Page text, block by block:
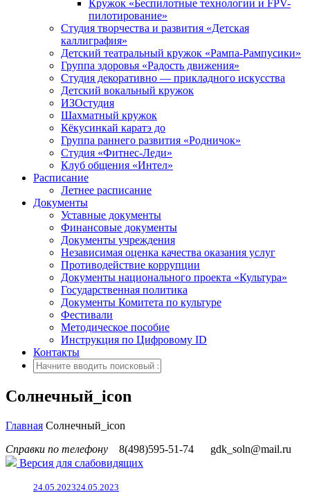
Кружок «Беспилотные технологии и FPV-
пилотирование»
Студия творчества и развития «Детская
каллиграфия»
Детский театральный кружок «Рампа-Рампусики»
Группа здоровья «Радость движения»
Студия декоративно — прикладного искусства
Детский вокальный кружок
ИЗОстудия
Шахматный кружок
Кёкусинкай каратэ до
Группа раннего развития «Родничок»
Cтудия «Фитнес-Леди»
Клуб общения «Интел»
Расписание
Летнее расписание
Документы
Уставные документы
Финансовые документы
Документы учреждения
Независимая оценка качества оказания услуг
Противодействие коррупции
Документы национального проекта «Культура»
Государственная политика
Документы Комитета по культуре
Фестивали
Методическое пособие
Инструкция по Цифровому ID
Контакты
Солнечный_icon
Главная Солнечный_icon
Справки по телефону
8(498)595-51-74
gdk_soln@mail.ru
Версия для слабовидящих
24.05.202324.05.2023